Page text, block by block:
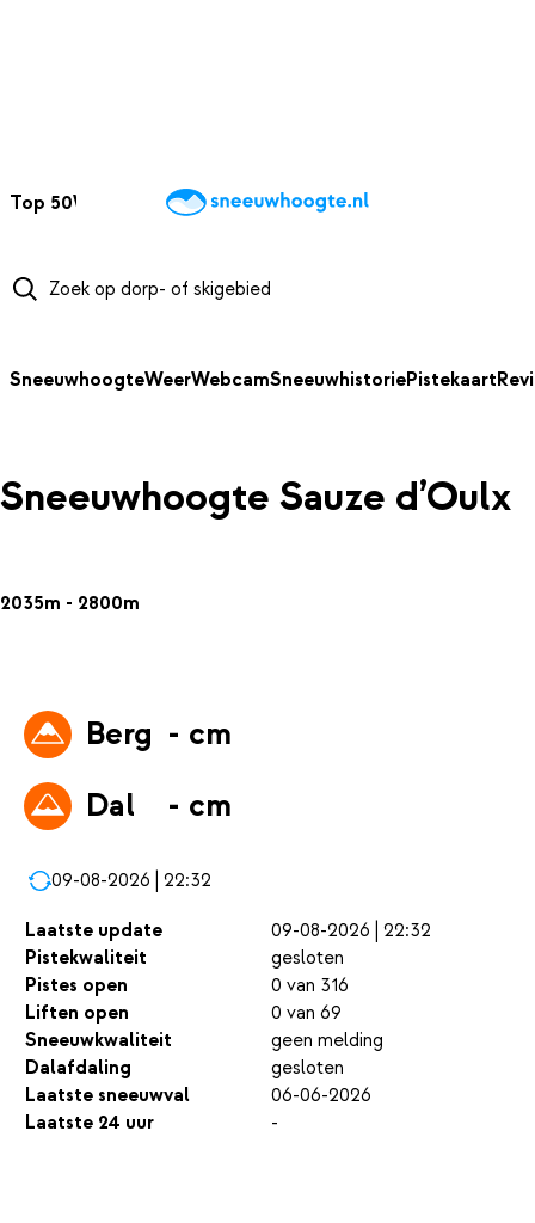
Top 50Webcams WintersportweerKaarten
SneeuwhoogteWeerWebcamSneeuwhistoriePistekaart
Sneeuwhoogte Sauze d’Oulx
2035m - 2800m
Berg - cm
Dal
- cm
09-08-2026 | 22:32
Laatste update
09-08-2026 | 22:32
Pistekwaliteit
gesloten
Pistes open
0 van 316
Liften open
0 van 69
Sneeuwkwaliteit
geen melding
Dalafdaling
gesloten
Laatste sneeuwval
06-06-2026
Laatste 24 uur
-